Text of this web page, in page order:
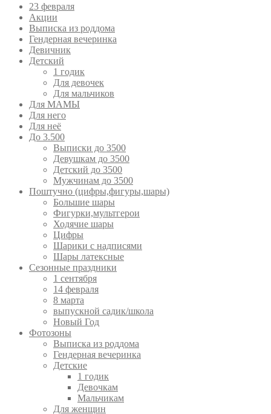
23 февраля
Акции
Выписка из роддома
Гендерная вечеринка
Девичник
Детский
1 годик
Для девочек
Для мальчиков
Для МАМЫ
Для него
Для неё
До 3.500
Выписки до 3500
Девушкам до 3500
Детский до 3500
Мужчинам до 3500
Поштучно (цифры,фигуры,шары)
Большие шары
Фигурки,мультгерои
Ходячие шары
Цифры
Шарики с надписями
Шары латексные
Сезонные праздники
1 сентября
14 февраля
8 марта
выпускной садик/школа
Новый Год
Фотозоны
Выписка из роддома
Гендерная вечеринка
Детские
1 годик
Девочкам
Мальчикам
Для женщин